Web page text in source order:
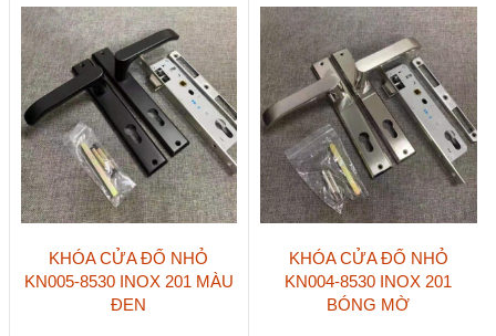
KHÓA CỬA ĐỐ NHỎ
KN005-8530 INOX 201 MÀU
ĐEN
KHÓA CỬA ĐỐ NHỎ
KN004-8530 INOX 201
BÓNG MỜ